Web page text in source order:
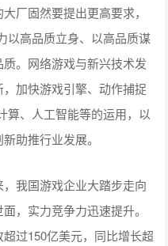
厂固然要提出更高要求，
以高品质立身、以高品质谋
。网络游戏与新兴技术发
加快游戏引擎、动作捕捉
算、人工智能等的运用，以
助推行业发展。
我国游戏企业大踏步走向
，实力竞争力迅速提升。
过150亿美元，同比增长超